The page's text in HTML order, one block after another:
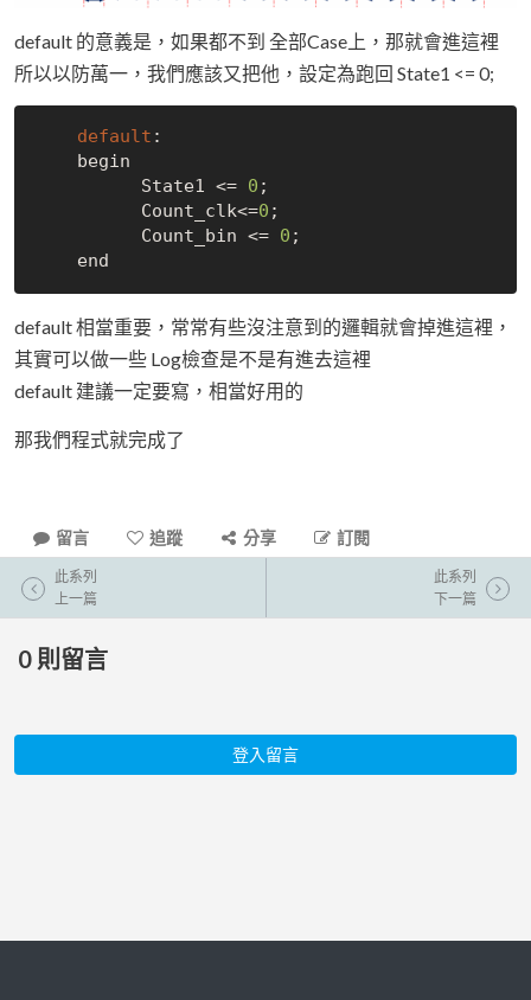
default 的意義是，如果都不到 全部Case上，那就會進這裡
所以以防萬一，我們應該又把他，設定為跑回 State1 <= 0;
default :
          State1 <=
0 ;
          Count_clk<=
0 ;
          Count_bin <=
0 ;
default 相當重要，常常有些沒注意到的邏輯就會掉進這裡，
其實可以做一些 Log檢查是不是有進去這裡
default 建議一定要寫，相當好用的
那我們程式就完成了
留言 追蹤 分享 訂閱
此系列
上一篇
此系列
下一篇
0 則留言
登入留言